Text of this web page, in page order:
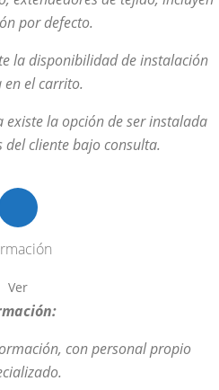
por defecto.
la disponibilidad de instalación
en el carrito.
la opción de ser instalada
del cliente bajo consulta.
Ver
con personal propio